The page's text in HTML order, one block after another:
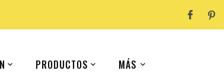
PRODUCTOS MÁS